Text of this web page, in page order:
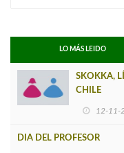
LO MÁS LEIDO
SKOKKA,
CHILE
12-11-
DIA DEL PROFESOR